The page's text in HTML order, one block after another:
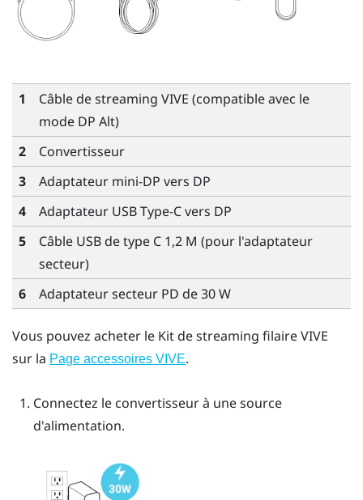
1 Câble de streaming VIVE (compatible avec le
mode DP Alt)
2
Convertisseur
3
Adaptateur mini-DP vers DP
4
Adaptateur USB Type-Cvers DP
5
Câble USB de type C 1,2 M (pour l'adaptateur
secteur)
6
Adaptateur secteur PD de 30 W
Vous pouvez acheter le Kit de streaming filaire VIVE
sur la Page accessoires VIVE.
Connectez le convertisseurà une source
d'alimentation.